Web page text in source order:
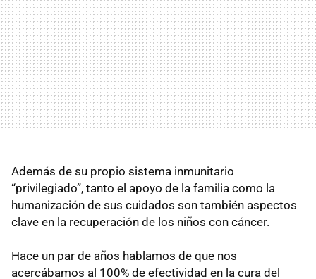
Además de su propio sistema inmunitario
“privilegiado”, tanto el apoyo de la familia como la
humanización de sus cuidados son también aspectos
clave en la recuperación de los niños con cáncer.
Hace un par de años hablamos de que nos
acercábamos al 100% de efectividad en la cura del